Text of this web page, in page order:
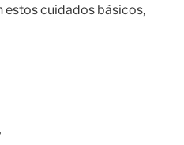
estos cuidados básicos,